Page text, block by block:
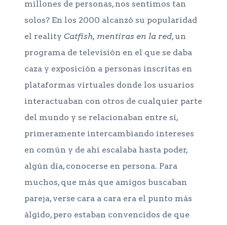
millones de personas, nos sentimos tan
solos? En los 2000 alcanzó su popularidad
el reality Catfish, mentiras en la red, un
programa de televisión en el que se daba
caza y exposición a personas inscritas en
plataformas virtuales donde los usuarios
interactuaban con otros de cualquier parte
del mundo y se relacionaban entre sí,
primeramente intercambiando intereses
en común y de ahí escalaba hasta poder,
algún día, conocerse en persona. Para
muchos, que más que amigos buscaban
pareja, verse cara a cara era el punto más
álgido, pero estaban convencidos de que